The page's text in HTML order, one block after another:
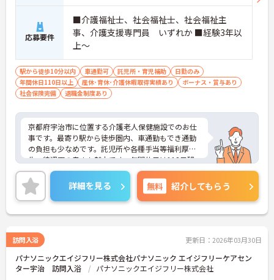
応募要件
■介護福祉士、社会福祉士、社会福祉主
事、介護支援専門員 いずれか ■経験3年以
上～
駅から徒歩10分以内 車通勤可 託児所・育児補助
日勤のみ
年間休日110日以上
産休･育休･介護休暇取得実績あり
ボーナス・賞与あり
社会保険完備
退職金制度あり
京都府宇治市に位置する介護老人保健施設でのお仕
事です。最寄り駅から徒歩圏内、車通勤もでき通勤
の負担も少なめです。託児所や各種手当等福利厚
生・待遇面の良さも魅力です。年間休日は112日残
業も少なく、メリハリのある勤務が可能です。ご興
味のある方には、面接対策ポイントなど、さらに詳
細をお話しいたしますのでお気軽にご相談くださ
い！
詳細を見る 無料 紹介してもらう
訪問入浴 更新日：2026年03月30日
パナソニックエイジフリー株式会社パナソニック エイジフリーケアセン
ター宇治 訪問入浴
パナソニックエイジフリー株式会社